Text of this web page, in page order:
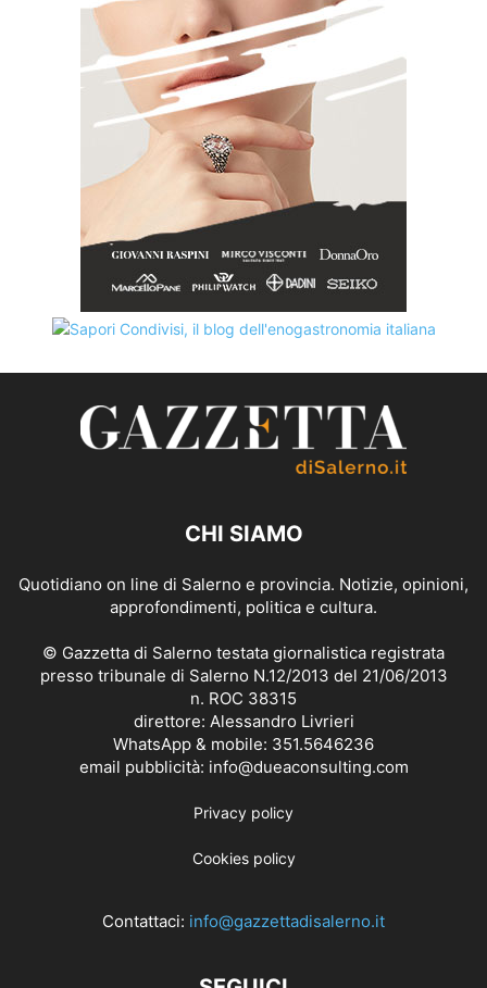
CHI SIAMO
Quotidiano on line di Salerno e provincia. Notizie, opinioni,
approfondimenti, politica e cultura.
© Gazzetta di Salerno testata giornalistica registrata
presso tribunale di Salerno N.12/2013 del 21/06/2013
n. ROC 38315
direttore: Alessandro Livrieri
WhatsApp & mobile: 351.5646236
email pubblicità: info@dueaconsulting.com
Privacy policy
Cookies policy
Contattaci: info@gazzettadisalerno.it